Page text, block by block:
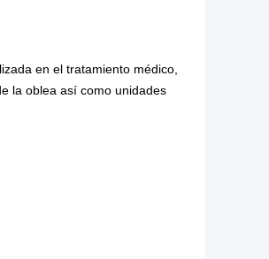
en el tratamiento médico,
la oblea así como unidades